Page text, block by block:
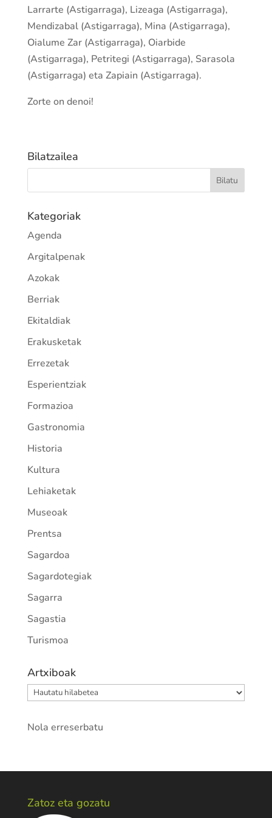
Larrarte (Astigarraga), Lizeaga (Astigarraga),
Mendizabal (Astigarraga), Mina (Astigarraga),
Oialume Zar (Astigarraga), Oiarbide
(Astigarraga), Petritegi (Astigarraga), Sarasola
(Astigarraga) eta Zapiain (Astigarraga).
Zorte on denoi!
Bilatzailea
Kategoriak
Agenda
Argitalpenak
Azokak
Berriak
Ekitaldiak
Erakusketak
Errezetak
Esperientziak
Formazioa
Gastronomia
Historia
Kultura
Lehiaketak
Museoak
Prentsa
Sagardoa
Sagardotegiak
Sagarra
Sagastia
Turismoa
Artxiboak
Artxiboak
Nola erreserbatu
Zatoz eta gozatu